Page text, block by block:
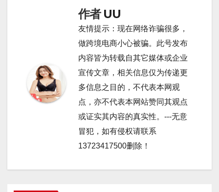
作者 UU
友情提示：现在网络诈骗很多，
做跨境电商小心被骗。此号发布
内容皆为转载自其它媒体或企业
宣传文章，相关信息仅为传递更
多信息之目的，不代表本网观
点，亦不代表本网站赞同其观点
或证实其内容的真实性。---无意
冒犯，如有侵权请联系
13723417500删除！